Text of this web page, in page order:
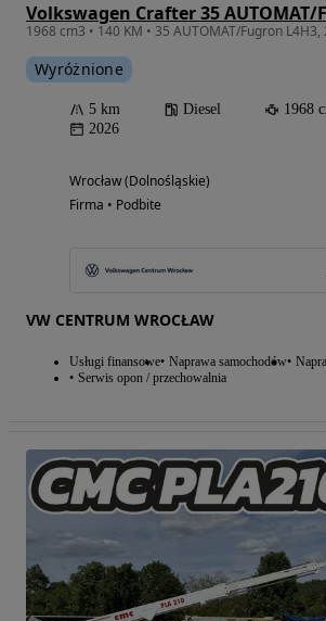
Wyróżnione
5 km Diesel 1968
2026
Wrocław (Dolnośląskie)
Firma • Podbite
VW CENTRUM WROCŁAW
Usługi finansowe Naprawa samochodów
Serwis opon / przechowalnia